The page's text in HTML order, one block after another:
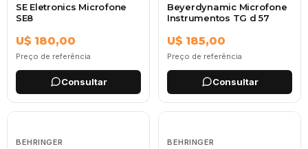
SE Eletronics Microfone
SE8
U$ 180,00
Preço de referência
Consultar
Beyerdynamic Microfone
Instrumentos TG d 57
U$ 185,00
Preço de referência
Consultar
BEHRINGER BEHRINGER